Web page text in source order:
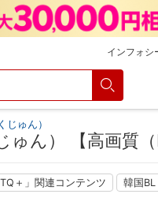
インフォシ
ゅん）
ん） 【高画質（
＋」関連コンテンツ 韓国BL